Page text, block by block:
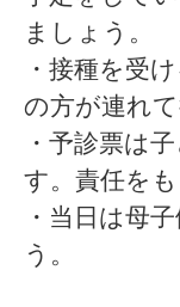
ましょう。
・接種を受
の方が連れ
・予診票は
す。責任を
・当日は母
う。